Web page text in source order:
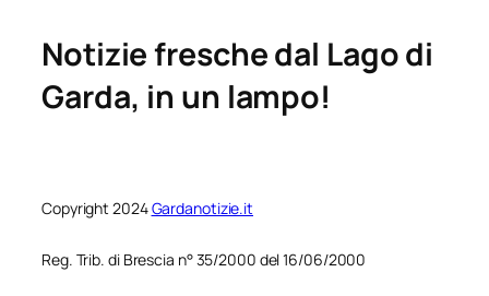
Notizie fresche dal Lago di
Garda, in un lampo!
Copyright 2024Gardanotizie.it
Reg. Trib. di Brescia n° 35/2000 del 16/06/2000